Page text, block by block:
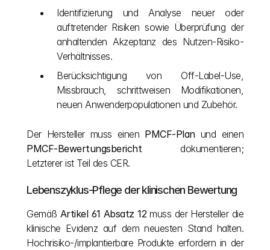
Identifizierung und Analyse neuer oder
auftretender Risiken sowie Überprüfung der
anhaltenden Akzeptanz des Nutzen-Risiko-
Verhältnisses.
Berücksichtigung von Off-Label-Use,
Missbrauch, schrittweisen Modifikationen,
neuen Anwenderpopulationen und Zubehör.
Der Hersteller muss einen PMCF-Plan
PMCF-Bewertungsbericht dokumentieren;
Letzterer ist Teil des CER.
Lebenszyklus-Pflege der klinischen Bewertung
Gemäß Artikel 61 Absatz 12 muss der Hersteller die
klinische Evidenz auf dem neuesten Stand halten.
Hochrisiko-/implantierbare Produkte erfordern in der